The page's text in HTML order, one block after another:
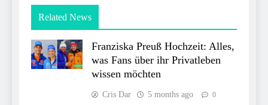
Related News
Franziska Preuß Hochzeit: Alles,
was Fans über ihr Privatleben
wissen möchten
Cris Dar 5 months ago 0